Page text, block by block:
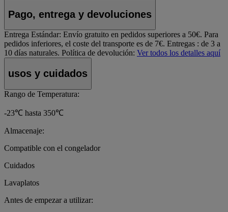
Pago, entrega y devoluciones
Entrega Estándar: Envío gratuito en pedidos superiores a 50€. Para
pedidos inferiores, el coste del transporte es de 7€. Entregas : de 3 a
10 días naturales. Política de devolución: Ver todos los detalles aquí
usos y cuidados
Rango de Temperatura:
-23℃ hasta 350℃
Almacenaje:
Compatible con el congelador
Cuidados
Lavaplatos
Antes de empezar a utilizar: